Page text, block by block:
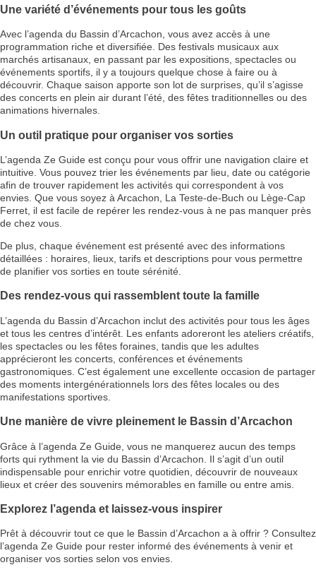
Une variété d’événements pour tous les goûts
Avec l’agenda du Bassin d’Arcachon, vous avez accès à une
programmation riche et diversifiée. Des festivals musicaux aux
marchés artisanaux, en passant par les expositions, spectacles ou
événements sportifs, il y a toujours quelque chose à faire ou à
découvrir. Chaque saison apporte son lot de surprises, qu’il s’agisse
des concerts en plein air durant l’été, des fêtes traditionnelles ou des
animations hivernales.
Un outil pratique pour organiser vos sorties
L’agenda Ze Guide est conçu pour vous offrir une navigation claire et
intuitive. Vous pouvez trier les événements par lieu, date ou catégorie
afin de trouver rapidement les activités qui correspondent à vos
envies. Que vous soyez à Arcachon, La Teste-de-Buch ou Lège-Cap
Ferret, il est facile de repérer les rendez-vous à ne pas manquer près
de chez vous.
De plus, chaque événement est présenté avec des informations
détaillées : horaires, lieux, tarifs et descriptions pour vous permettre
de planifier vos sorties en toute sérénité.
Des rendez-vous qui rassemblent toute la famille
L’agenda du Bassin d’Arcachon inclut des activités pour tous les âges
et tous les centres d’intérêt. Les enfants adoreront les ateliers créatifs,
les spectacles ou les fêtes foraines, tandis que les adultes
apprécieront les concerts, conférences et événements
gastronomiques. C’est également une excellente occasion de partager
des moments intergénérationnels lors des fêtes locales ou des
manifestations sportives.
Une manière de vivre pleinement le Bassin d’Arcachon
Grâce à l’agenda Ze Guide, vous ne manquerez aucun des temps
forts qui rythment la vie du Bassin d’Arcachon. Il s’agit d’un outil
indispensable pour enrichir votre quotidien, découvrir de nouveaux
lieux et créer des souvenirs mémorables en famille ou entre amis.
Explorez l’agenda et laissez-vous inspirer
Prêt à découvrir tout ce que le Bassin d’Arcachon a à offrir ? Consultez
l’agenda Ze Guide pour rester informé des événements à venir et
organiser vos sorties selon vos envies.